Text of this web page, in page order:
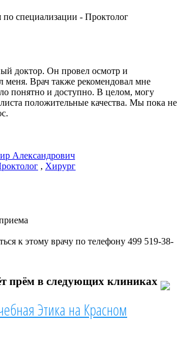
специализации - Проктолог
доктор. Он провел осмотр и
меня. Врач также рекомендовал мне
понятно и доступно. В целом, могу
положительные качества. Мы пока не
Александрович
, Хирург
к этому врачу по телефону 499 519-38-
прём в следующих клиниках
Этика на Красном